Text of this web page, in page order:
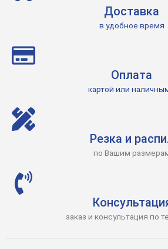
Доставка
в удобное время
Оплата
картой или
Резка и
по Вашим
заказ и консультация по